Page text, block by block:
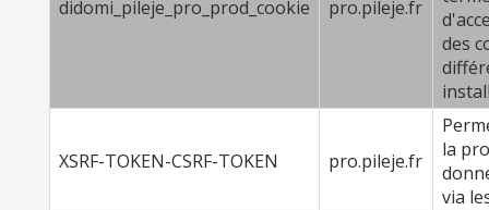
didomi_pileje_pro_prod_cookie pro.pileje.fr
des
XSRF-TOKEN-CSRF-TOKEN pro.pileje.fr
la
via